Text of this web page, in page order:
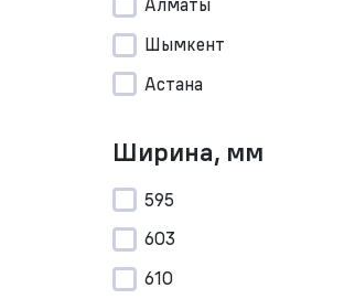
Алматы
Шымкент
Астана
Ширина, мм
595
603
610